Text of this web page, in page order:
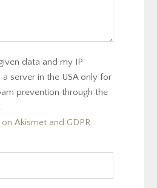
data and my IP
server in the USA only for
prevention through the
Akismet and GDPR.